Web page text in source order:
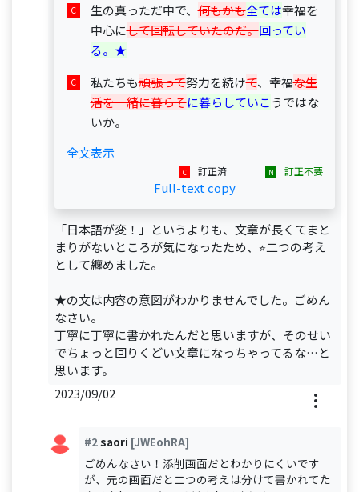
生の真っただ中で、何もかも全ては幸福を
中心にして回転していたのだ。回ってい
る。★
私たちも頑張って努力を続けて、幸福な生
活を一緒に暮らそに暮らしていこうではな
いか。
全文表示
訂正済 訂正不要
Full-text copy
「日本語が変！」というよりも、文章が長くてまと
まりがないところが気になったため、⭐︎二つの考え
として纏めました。
★の文は内容の意図がわかりませんでした。ごめん
なさい。
丁寧に丁寧に書かれたんだと思いますが、そのせい
でちょっと回りくどい文章になっちゃってるな…と
思います。
2023/09/02
#2saori [JWEohRA]
ごめんなさい！添削画面だとわかりにくいです
が、元の画面だと二つの考えは分けて書かれてた